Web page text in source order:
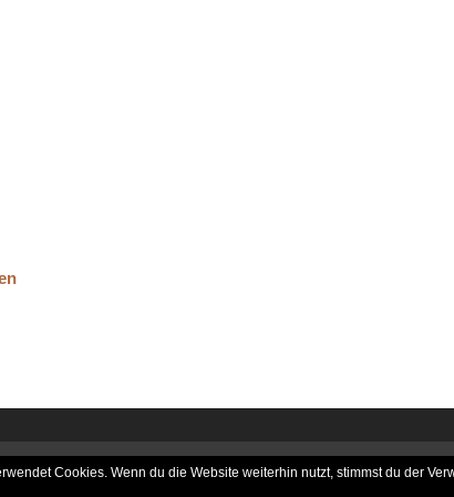
Cookies. Wenn du die Website weiterhin nutzt, stimmst du der